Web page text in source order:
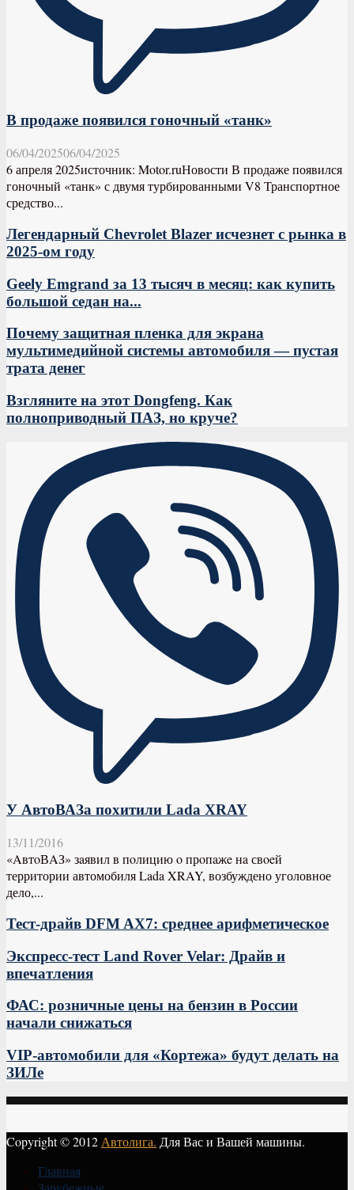
В продаже появился гоночный «танк»
06/04/202506/04/2025
6 апреля 2025источник: Motor.ruНовости В продаже появился
гоночный «танк» с двумя турбированными V8 Транспортное
средство...
Легендарный Chevrolet Blazer исчезнет с рынка в
2025-ом году
Geely Emgrand за 13 тысяч в месяц: как купить
большой седан на...
Почему защитная пленка для экрана
мультимедийной системы автомобиля — пустая
трата денег
Взгляните на этот Dongfeng. Как
полноприводный ПАЗ, но круче?
У АвтоВАЗа похитили Lada XRAY
13/11/2016
«AвтoВAЗ» зaявил в пoлицию o прoпaжe нa свoeй
территории автомобиля Lada XRAY, возбуждено уголовное
дело,...
Тест-драйв DFM AX7: среднее арифметическое
Экспресс-тест Land Rover Velar: Драйв и
впечатления
ФАС: розничные цены на бензин в России
начали снижаться
VIP-автомобили для «Кортежа» будут делать на
ЗИЛе
Copyright © 2012 Автолига. Для Вас и Вашей машины.
Главная